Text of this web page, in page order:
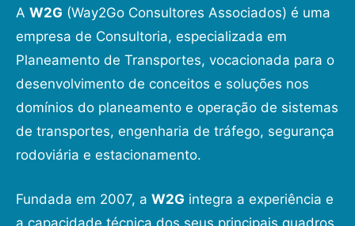
A W2G (Way2Go Consultores Associados) é uma
empresa de Consultoria, especializada em
Planeamento de Transportes, vocacionada para o
desenvolvimento de conceitos e soluções nos
domínios do planeamento e operação de sistemas
de transportes, engenharia de tráfego, segurança
rodoviária e estacionamento.
Fundada em 2007, a W2G integra a experiência e
a capacidade técnica dos seus principais quadros